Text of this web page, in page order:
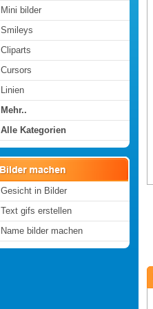
Mini bilder
Smileys
Cliparts
Cursors
Linien
Mehr..
Alle Kategorien
Gesicht in Bilder
Text gifs erstellen
Name bilder machen